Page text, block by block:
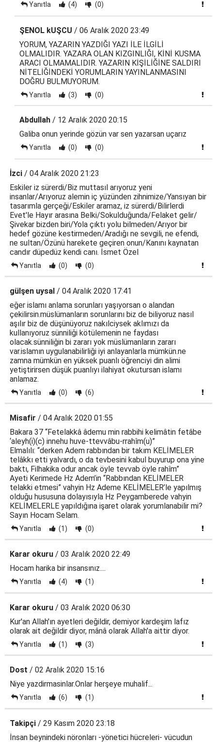
Yanıtla (4) (0)
ŞENOL kUŞCU / 06 Aralık 2020 23:49
YORUM, YAZARIN YAZDIĞI YAZI İLE İLGİLİ
OLMALIDIR. YAZARA OLAN KIZGINLIĞI, KİNİ KUSMA
ARACI OLMAMALIDIR. YAZARIN KİŞİLİĞİNE SALDIRI
NİTELİĞİNDEKİ YORUMLARIN YAYINLANMASINI
DOĞRU BULMUYORUM.
Yanıtla (3) (0)
Abdullah / 12 Aralık 2020 20:15
Galiba onun yerinde gözün var sen yazarsan uçarız
Yanıtla (0) (0)
İzci / 04 Aralık 2020 21:23
Eskiler iz sürerdi/Biz muttasıl arıyoruz yeni
insanlar/Arıyoruz alemin iç yüzünden zihnimize/Yansıyan bir
tasarımla gerçeği/Eskiler aramaz, iz sürerdi/Bilirlerdi
Evet'le Hayır arasına Belki/Sokulduğunda/Felaket gelir/
Şivekar bizden biri/Yola çıktı yolu bilmeden/Arıyor bir
hedef gözüne kestirmeden/Aradığı ne sevgili, ne efendi,
ne sultan/Özünü harekete geçiren onun/Kanını kaynatan
candır düpedüz kendi canı. İsmet Özel
Yanıtla (0) (0)
gülşen uysal / 04 Aralık 2020 17:41
eğer islamı anlama sorunları yaşıyorsan o alandan
çekilirsin.müslümanların sorunlarını biz de biliyoruz nasıl
aşılır biz de düşünüyoruz nakılciysek aklımızı da
kullanıyoruz sünniliği kötülemenin ne faydası
olacak.sünniliğin bi zararı yok müslümanların zararı
var.islamın uygulanabilirliği iyi anlayanlarla mümkün.ne
zamna mümkün en yüksek puanlı öğrenciyi din alimi
yetiştirirsen düşük puanlıyı ilahiyat okutursan islamı
anlamaz.
Yanıtla (0) (6)
Misafir / 04 Aralık 2020 01:55
Bakara 37 “Fetelakkâ âdemu min rabbihi kelimâtin fetâbe
‘aleyh(i)(c) innehu huve-ttevvâbu-rrahîm(u)”
Elmalılı: “derken Adem rabbından bir takım KELİMELER
telâkkı etti yalvardı, o da tevbesini kabul buyurup ona yine
baktı, Filhakika odur ancak öyle tevvab öyle rahîm”
Ayeti Kerimede Hz Adem’in “Rabbından KELİMELER
telakki etmesi” vahyin Hz Ademe KELİMELER’le yapılmış
olduğu hususuna dolayısıyla Hz Peygamberede vahyin
KELİMELERLE yapıldığına işaret olarak yorumlanabilir mi?
Sayın Hocam Selam.
Yanıtla (1) (0)
Karar okuru / 03 Aralık 2020 22:49
Hocam harika bir insansınız....
Yanıtla (4) (1)
Karar okuru / 03 Aralık 2020 06:30
Kur'an Allah'ın ayetleri değildir, demiyor kardeşim lafız
olarak ait değildir diyor, mânâ olarak Allah'a aittir diyor.
Yanıtla (1) (3)
Dost / 02 Aralık 2020 15:16
Niye yazdirmasinlar.Onlar herşeye muhalif...
Yanıtla (6) (1)
Takipçi / 29 Kasım 2020 23:18
İnsan beynindeki nöronları -yönetici hücreleri- vücudun